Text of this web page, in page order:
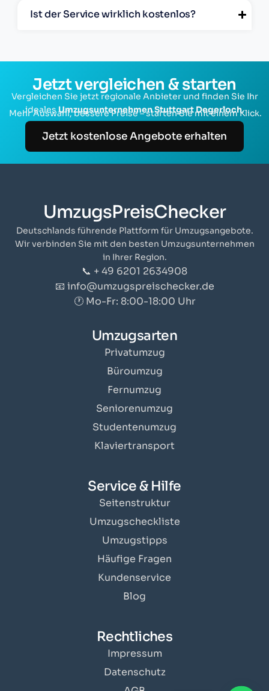
Ist der Service wirklich kostenlos?
Jetzt vergleichen & starten
Vergleichen Sie jetzt regionale Anbieter und finden Sie Ihr
idealesUmzugsunternehmen Stuttgart Degerloch.
Mehr Auswahl, bessere Preise – starten Sie mit einem Klick.
Jetzt kostenlose Angebote erhalten
UmzugsPreisChecker
Deutschlands führende Plattform für Umzugsangebote.
Wir verbinden Sie mit den besten Umzugsunternehmen
in Ihrer Region.
📞 + 49 6201 2634908
📧 info@umzugspreischecker.de
🕐 Mo-Fr: 8:00-18:00 Uhr
Umzugsarten
Privatumzug
Büroumzug
Fernumzug
Seniorenumzug
Studentenumzug
Klaviertransport
Service & Hilfe
Seitenstruktur
Umzugscheckliste
Umzugstipps
Häufige Fragen
Kundenservice
Blog
Rechtliches
Impressum
Datenschutz